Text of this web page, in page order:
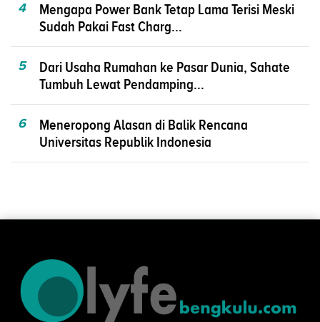
4
Mengapa Power Bank Tetap Lama Terisi Meski
Sudah Pakai Fast Charg...
5
Dari Usaha Rumahan ke Pasar Dunia, Sahate
Tumbuh Lewat Pendamping...
6
Meneropong Alasan di Balik Rencana
Universitas Republik Indonesia